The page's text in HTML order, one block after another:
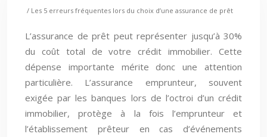
/ Les 5 erreurs fréquentes lors du choix d’une assurance de prêt
L’assurance de prêt peut représenter jusqu’à 30%
du coût total de votre crédit immobilier. Cette
dépense importante mérite donc une attention
particulière. L’assurance emprunteur, souvent
exigée par les banques lors de l’octroi d’un crédit
immobilier, protège à la fois l’emprunteur et
l’établissement prêteur en cas d’événements